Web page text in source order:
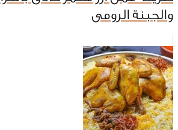
والجبنة الرومى